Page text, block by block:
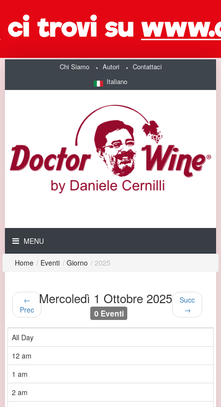
Chi Siamo Autori
Contattaci
Italiano
MENU
Home / Eventi / Giorno / 2025
←
Prec
Mercoledì 1 Ottobre 2025
0 Eventi
Succ
→
All Day
12 am
1 am
2 am